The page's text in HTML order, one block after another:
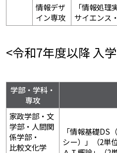
情報デザ
イン専攻
「情報処
サイエンス
<令和7年度以降 入
学部・学科・
専攻
家政学部・文
学部・人間関
係学部・
比較文化学
「情報基礎DS
シー）」（2単